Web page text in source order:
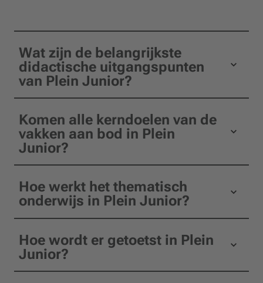
Wat zijn de belangrijkste
didactische uitgangspunten
van Plein Junior?
Komen alle kerndoelen van de
vakken aan bod in Plein
Junior?
Hoe werkt het thematisch
onderwijs in Plein Junior?
Hoe wordt er getoetst in Plein
Junior?